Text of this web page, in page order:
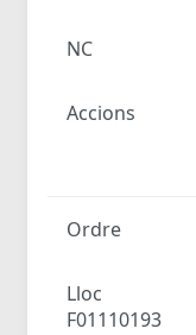
NC
Accions
Ordre
Lloc
F01110193